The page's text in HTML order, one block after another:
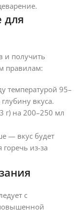
для
и получить
правилам:
температурой 95–
вкуса.
г) на 200–250 мл
— вкус будет
из-за
с